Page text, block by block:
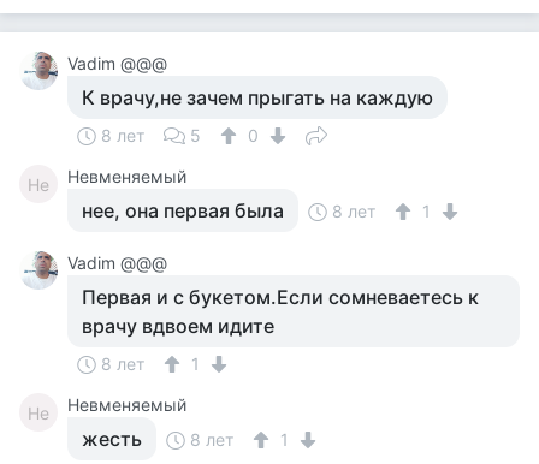
Vadim @@@
К врачу,не зачем прыгать на каждую
8 лет 5 0
Не Невменяемый
нее, она первая была 8 лет 1
Vadim @@@
Первая и с букетом.Если сомневаетесь к
врачу вдвоем идите
8 лет 1
Не Невменяемый
жесть 8 лет 1